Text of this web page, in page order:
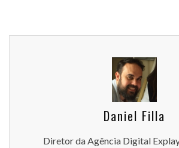
Daniel Filla
Diretor da Agência Digital